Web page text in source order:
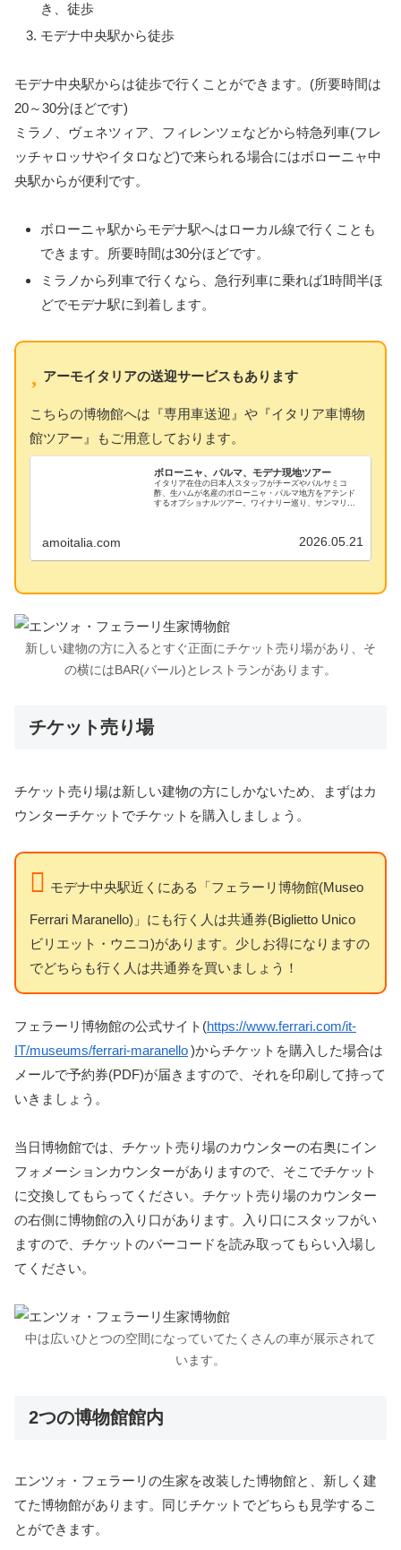
き、徒歩
モデナ中央駅から徒歩
モデナ中央駅からは徒歩で行くことができます。(所要時間は
20～30分ほどです)
ミラノ、ヴェネツィア、フィレンツェなどから特急列車(フレ
ッチャロッサやイタロなど)で来られる場合にはボローニャ中
央駅からが便利です。
ボローニャ駅からモデナ駅へはローカル線で行くことも
できます。所要時間は30分ほどです。
ミラノから列車で行くなら、急行列車に乗れば1時間半ほ
どでモデナ駅に到着します。
アーモイタリアの送迎サービスもあります
こちらの博物館へは『専用車送迎』や『イタリア車博物
館ツアー』もご用意しております。
ボローニャ、パルマ、モデナ現地ツアー
イタリア在住の日本人スタッフがチーズやバルサミコ
酢、生ハムが名産のボローニャ・パルマ地方をアテンド
するオプショナルツアー。ワイナリー巡り、サンマリノ
amoitalia.com 2026.05.21
新しい建物の方に入るとすぐ正面にチケット売り場があり、そ
の横にはBAR(バール)とレストランがあります。
チケット売り場
チケット売り場は新しい建物の方にしかないため、まずはカ
ウンターチケットでチケットを購入しましょう。
モデナ中央駅近くにある「フェラーリ博物館(Museo
Ferrari Maranello)」にも行く人は共通券(Biglietto Unico
ビリエット・ウニコ)があります。少しお得になりますの
でどちらも行く人は共通券を買いましょう！
フェラーリ博物館の公式サイト(https://www.ferrari.com/it-
IT/museums/ferrari-maranello)からチケットを購入した場合は
メールで予約券(PDF)が届きますので、それを印刷して持って
いきましょう。
当日博物館では、チケット売り場のカウンターの右奥にイン
フォメーションカウンターがありますので、そこでチケット
に交換してもらってください。チケット売り場のカウンター
の右側に博物館の入り口があります。入り口にスタッフがい
ますので、チケットのバーコードを読み取ってもらい入場し
てください。
中は広いひとつの空間になっていてたくさんの車が展示されて
います。
2つの博物館館内
エンツォ・フェラーリの生家を改装した博物館と、新しく建
てた博物館があります。同じチケットでどちらも見学するこ
とができます。